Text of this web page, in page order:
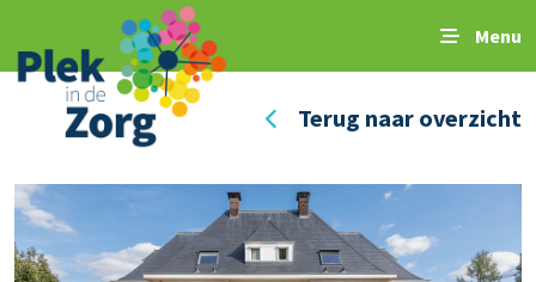
Menu
Terug naar overzicht